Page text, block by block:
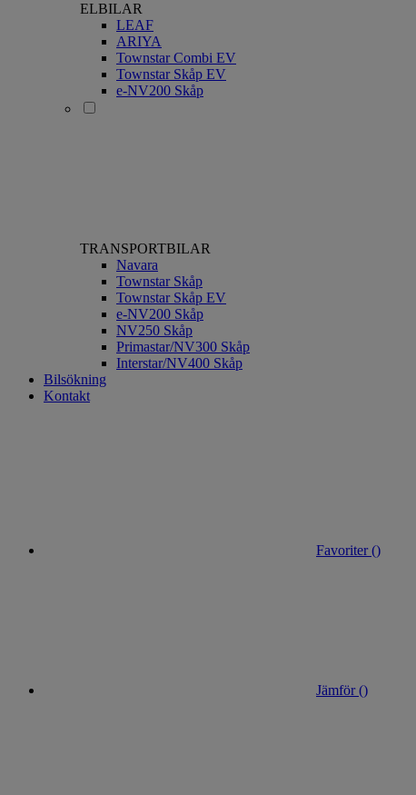
ELBILAR
LEAF
ARIYA
Townstar Combi EV
Townstar Skåp EV
e-NV200 Skåp
TRANSPORTBILAR
Navara
Townstar Skåp
Townstar Skåp EV
e-NV200 Skåp
NV250 Skåp
Primastar/NV300 Skåp
Interstar/NV400 Skåp
Bilsökning
Kontakt
Favoriter ()
Jämför ()